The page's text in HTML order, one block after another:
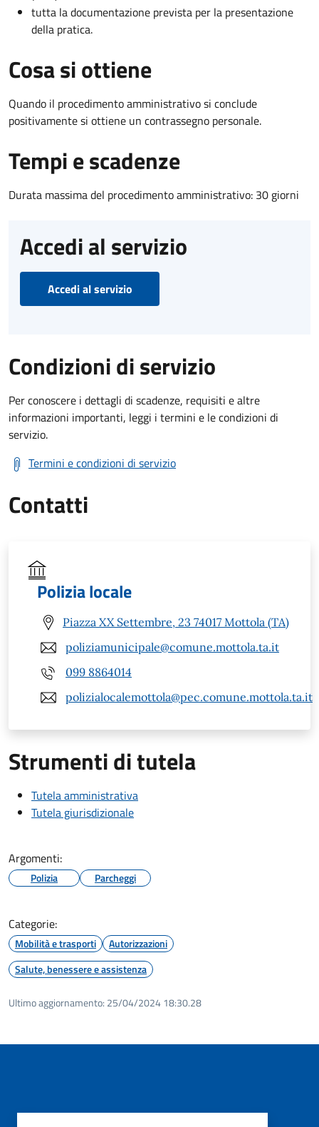
tutta la documentazione prevista per la presentazione
della pratica.
Cosa si ottiene
Quando il procedimento amministrativo si conclude
positivamente si ottiene un contrassegno personale.
Tempi e scadenze
Durata massima del procedimento amministrativo: 30 giorni
Accedi al servizio
Accedi al servizio
Condizioni di servizio
Per conoscere i dettagli di scadenze, requisiti e altre
informazioni importanti, leggi i termini e le condizioni di
servizio.
Termini e condizioni di servizio
Contatti
Polizia locale
Piazza XX Settembre, 23 74017 Mottola (TA)
poliziamunicipale@comune.mottola.ta.it
099 8864014
polizialocalemottola@pec.comune.mottola.ta.it
Strumenti di tutela
Tutela amministrativa
Tutela giurisdizionale
Argomenti:
Polizia Parcheggi
Categorie:
Mobilità e trasporti
Autorizzazioni
Salute, benessere e assistenza
Ultimo aggiornamento: 25/04/2024 18:30.28